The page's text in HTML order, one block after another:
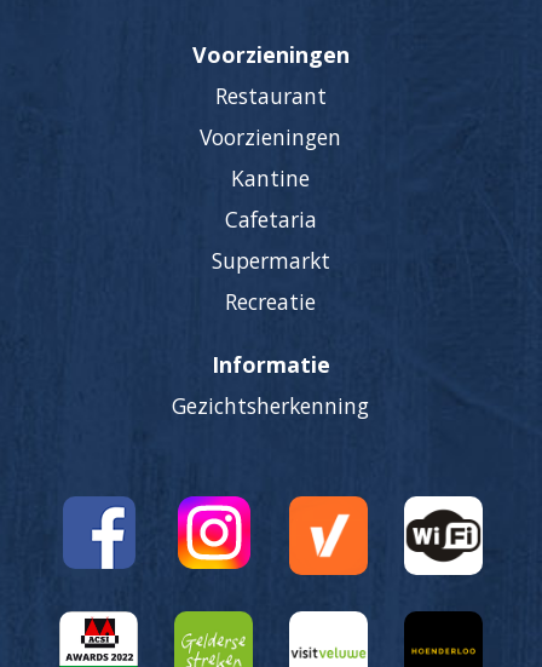
Voorzieningen
Restaurant
Voorzieningen
Kantine
Cafetaria
Supermarkt
Recreatie
Informatie
Gezichtsherkenning